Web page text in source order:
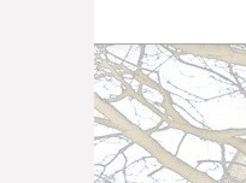
to
content